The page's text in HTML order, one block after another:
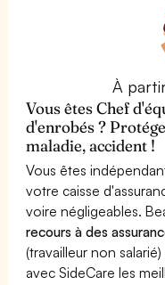
À
Vous êtes Chef
d'enrobés ?
maladie, accident !
Vous êtes
votre caisse
voire négligeables.
recours à des
(travailleur non
avec SideCare les